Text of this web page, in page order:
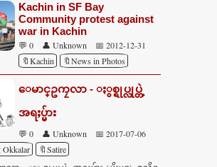
Kachin in SF Bay
Community protest against
war in Kachin
💬 0 👤 Unknown
📅 2012-12-31
🔖Kachin
🔖News in Photos
ေမာင္ဥကၠလာ - ႏွစ္ရုပ္လုပ္တဲ့
အရႈပ္မ်ား
💬 0 👤 Unknown
📅 2017-07-06
Okkalar
🔖Satire